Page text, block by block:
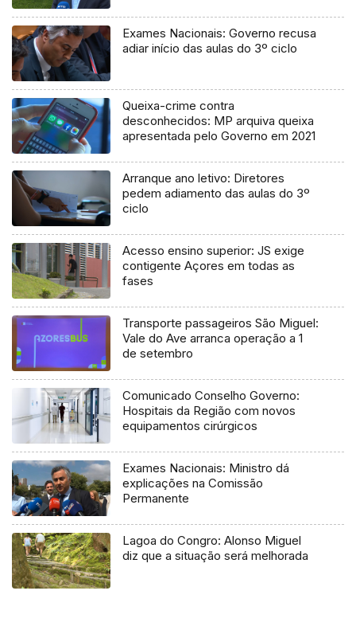
Exames Nacionais: Governo recusa
adiar início das aulas do 3º ciclo
Queixa-crime contra
desconhecidos: MP arquiva queixa
apresentada pelo Governo em 2021
Arranque ano letivo: Diretores
pedem adiamento das aulas do 3º
ciclo
Acesso ensino superior: JS exige
contigente Açores em todas as
fases
Transporte passageiros São Miguel:
Vale do Ave arranca operação a 1
de setembro
Comunicado Conselho Governo:
Hospitais da Região com novos
equipamentos cirúrgicos
Exames Nacionais: Ministro dá
explicações na Comissão
Permanente
Lagoa do Congro: Alonso Miguel
diz que a situação será melhorada